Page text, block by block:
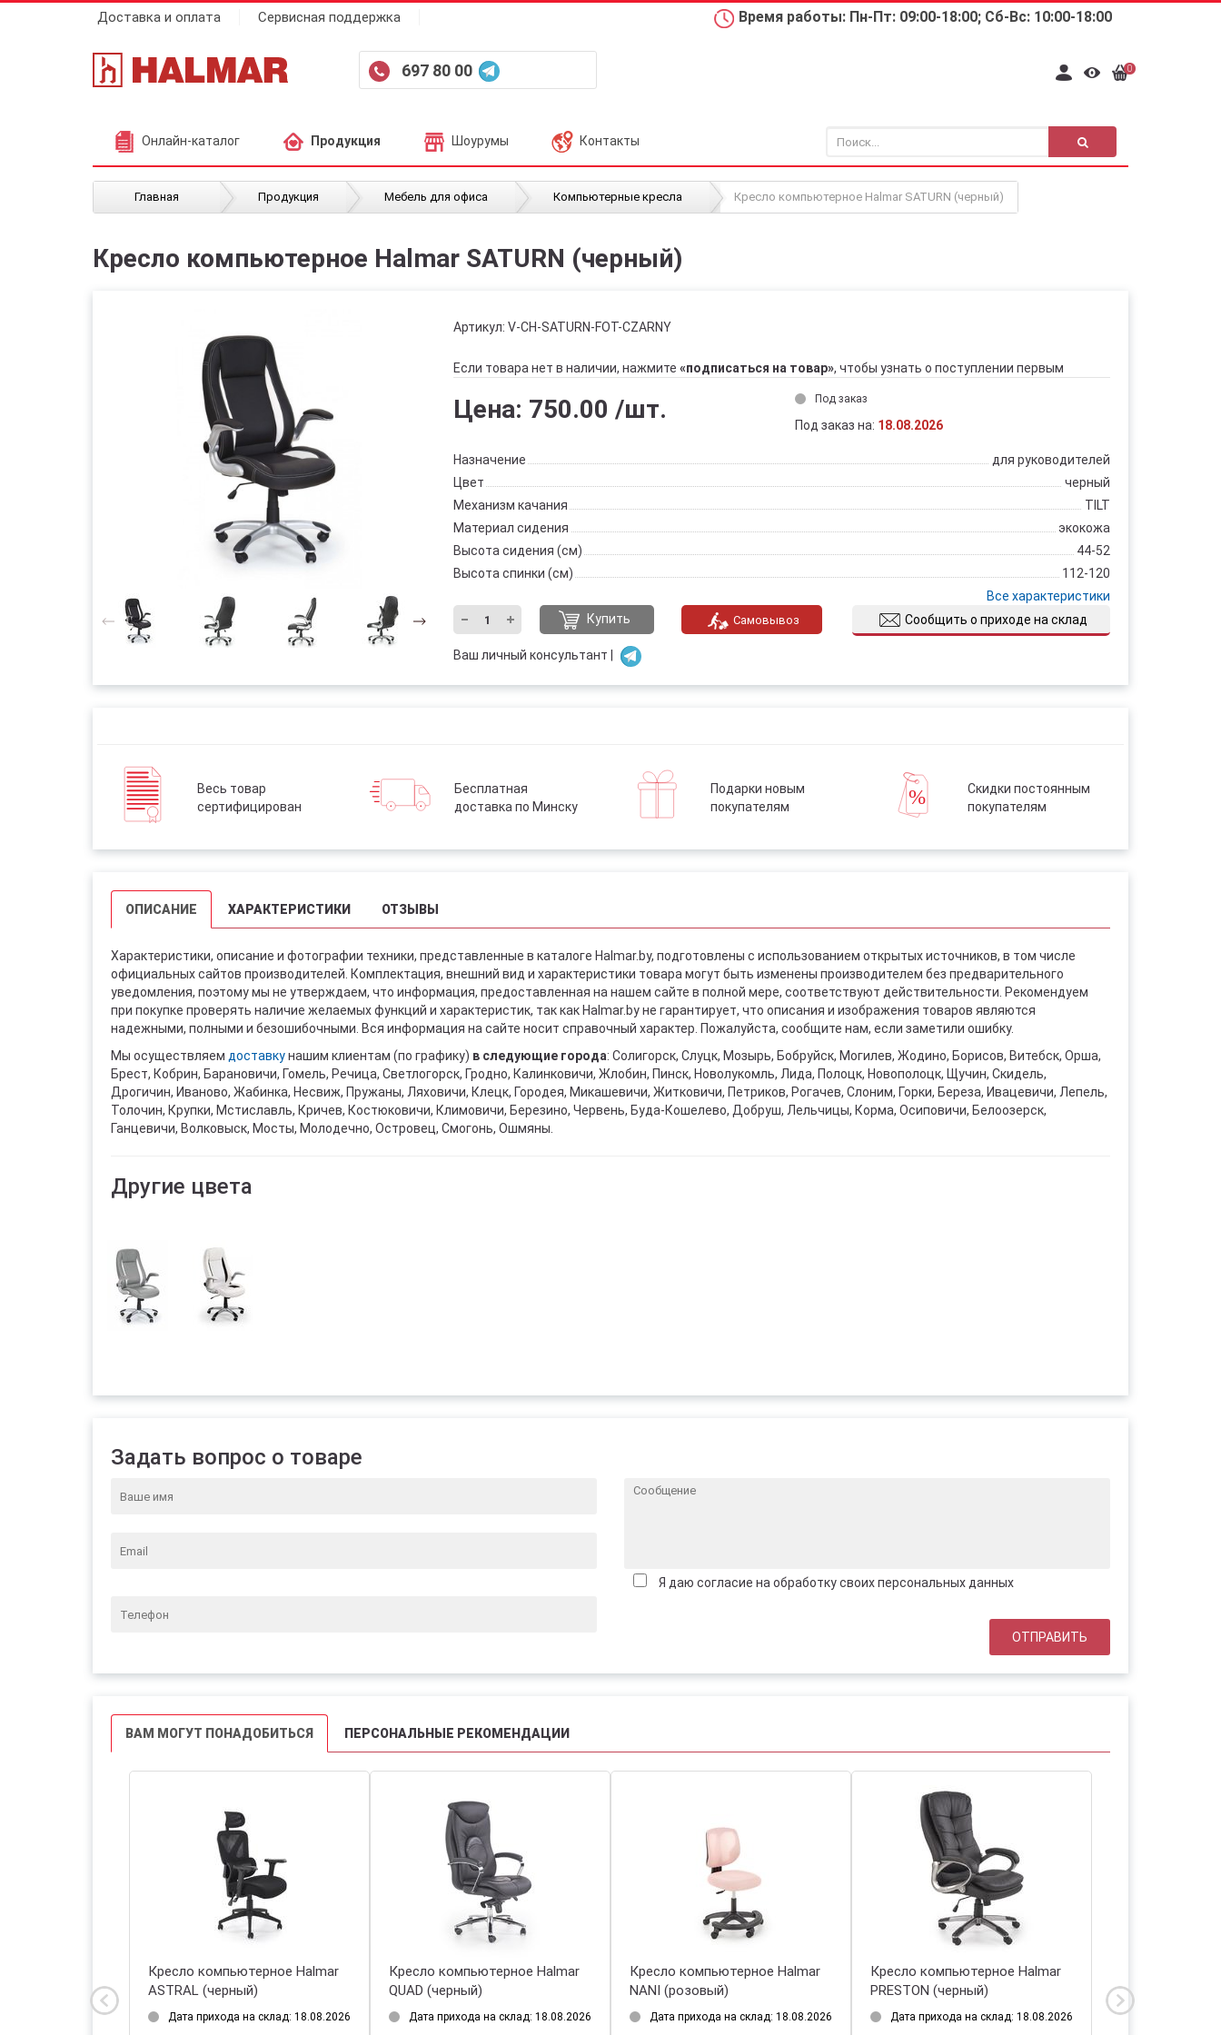
Доставка и оплата Сервисная поддержка Время работы: Пн-Пт: 09:00-18:00; Сб-Вс: 10:00-18:00
697 80 00 0
Онлайн-каталог Продукция Шоурумы Контакты
Главная / Продукция / Мебель для офиса / Компьютерные кресла / Кресло компьютерное Halmar SATURN (черный)
Кресло компьютерное Halmar SATURN (черный)
Артикул: V-CH-SATURN-FOT-CZARNY
Если товара нет в наличии, нажмите «подписаться на товар», чтобы узнать о поступлении первым
Цена: 750.00 /шт. Под заказ
Под заказ на: 18.08.2026
Назначение
для руководителей
Цвет
черный
Механизм качания
TILT
Материал сидения
экокожа
Высота сидения (см)
44-52
Высота спинки (см)
112-120
Все характеристики
Купить
Самовывоз Сообщить о приходе на склад
Ваш личный консультант |
Весь товар
сертифицирован
Бесплатная
доставка по Минску
Подарки новым
покупателям
Скидки постоянным
покупателям
ОПИСАНИЕ ХАРАКТЕРИСТИКИ ОТЗЫВЫ
Характеристики, описание и фотографии техники, представленные в каталоге Halmar.by, подготовлены с использованием открытых источников, в том числе
официальных сайтов производителей. Комплектация, внешний вид и характеристики товара могут быть изменены производителем без предварительного
уведомления, поэтому мы не утверждаем, что информация, предоставленная на нашем сайте в полной мере, соответствуют действительности. Рекомендуем
при покупке проверять наличие желаемых функций и характеристик, так как Halmar.by не гарантирует, что описания и изображения товаров являются
надежными, полными и безошибочными. Вся информация на сайте носит справочный характер. Пожалуйста, сообщите нам, если заметили ошибку.
Мы осуществляем доставкунашим клиентам (по графику) в следующие города: Солигорск, Слуцк, Мозырь, Бобруйск, Могилев, Жодино, Борисов, Витебск, Орша,
Брест, Кобрин, Барановичи, Гомель, Речица, Светлогорск, Гродно, Калинковичи, Жлобин, Пинск, Новолукомль, Лида, Полоцк, Новополоцк, Щучин, Скидель,
Дрогичин, Иваново, Жабинка, Несвиж, Пружаны, Ляховичи, Клецк, Городея, Микашевичи, Житковичи, Петриков, Рогачев, Слоним, Горки, Береза, Ивацевичи, Лепель,
Толочин, Крупки, Мстиславль, Кричев, Костюковичи, Климовичи, Березино, Червень, Буда-Кошелево, Добруш, Лельчицы, Корма, Осиповичи, Белоозерск,
Ганцевичи, Волковыск, Мосты, Молодечно, Островец, Смогонь, Ошмяны.
Другие цвета
Задать вопрос о товаре
Я даю согласие на обработку своих персональных данных
ВАМ МОГУТ ПОНАДОБИТЬСЯ ПЕРСОНАЛЬНЫЕ РЕКОМЕНДАЦИИ
(розово-белый)
на склад: 18.08.2026
Кресло компьютерное Halmar
DINGO (серый/черный)
Дата прихода на склад: 18.08.2026
Кресло компьютерное Halmar
SOREN (черный)
Нет в наличии
Кресло компьютерное Halmar
VIRE (черный/серый)
Дата прихода на склад: 18.08.2026
Кресло компьютерное Halmar
VIRE (белый)
Дата прихода на склад: 18.08.2026